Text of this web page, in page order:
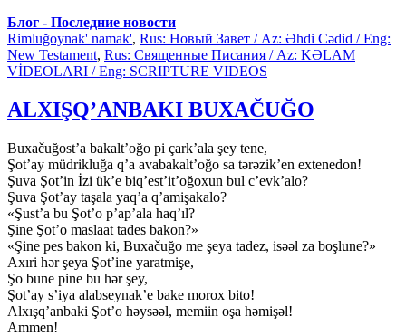
Блог - Последние новости
Rimluğoynak' namak', Rus: Новый Завет / Az: Əhdi Cədid / Eng:
New Testament, Rus: Священные Писания / Az: KƏLAM
VİDEOLARI / Eng: SCRIPTURE VIDEOS
ALXIŞQ’ANBAKI BUXAČUĞO
Buxačuğost’a bakalt’oğo pi çark’ala şey tene,
Şot’ay müdrikluğa q’a avabakalt’oğo sa tərəzik’en extenedon!
Şuva Şot’in İzi ük’e biq’est’it’oğoxun bul c’evk’alo?
Şuva Şot’ay taşala yaq’a q’amişakalo?
«Şust’a bu Şot’o p’ap’ala haq’ıl?
Şine Şot’o maslaat tades bakon?»
«Şine pes bakon ki, Buxačuğo me şeya tadez, isəəl za boşlune?»
Axıri hər şeya Şot’ine yaratmişe,
Şo bune pine bu hər şey,
Şot’ay s’iya alabseynak’e bake morox bito!
Alxışq’anbaki Şot’o həysəəl, memiin oşa həmişəl!
Ammen!